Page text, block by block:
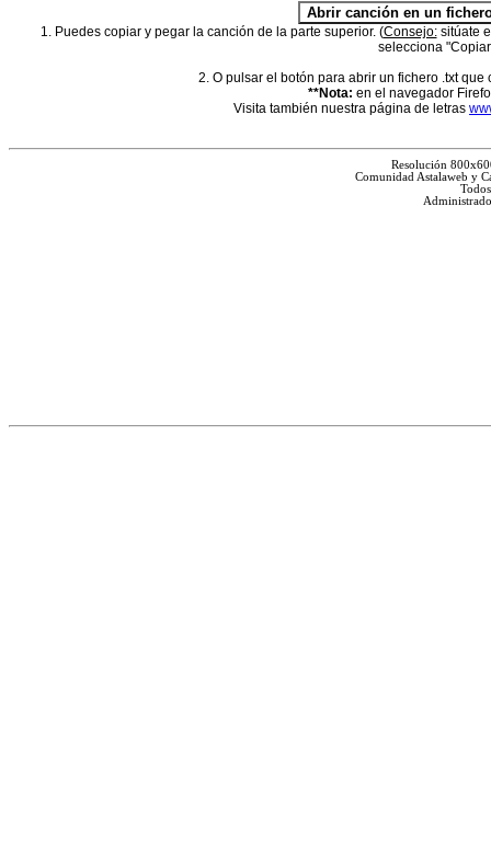
1. Puedes copiar y pegar la canción de la parte superior. (Consejo:sitúate
selecciona
2. O pulsar el botón para abrir un fichero .txt
**Nota: en el navegador
Visita también nuestra página de letras
Resolución
Comunidad Astalaweb y